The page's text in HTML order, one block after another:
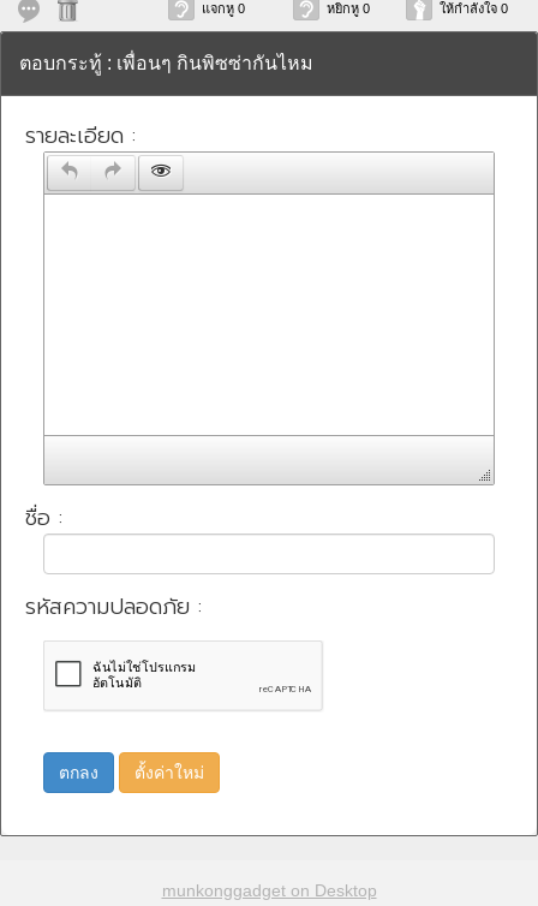
แจกหู 0 หยิกหู 0 ให้กำลังใจ 0
ตอบกระทู้ : เพื่อนๆ กินพิซซ่ากันไหม
รายละเอียด :
ชื่อ :
รหัสความปลอดภัย :
ตกลง ตั้งค่าใหม่
munkonggadget on Desktop